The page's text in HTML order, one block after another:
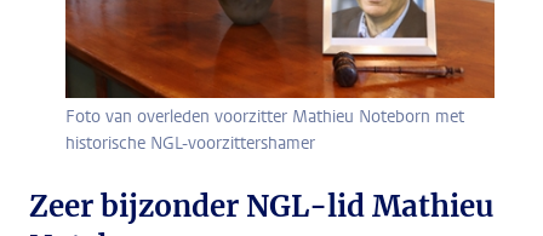
Foto van overleden voorzitter Mathieu Noteborn met
historische NGL-voorzittershamer
Zeer bijzonder NGL-lid Mathieu